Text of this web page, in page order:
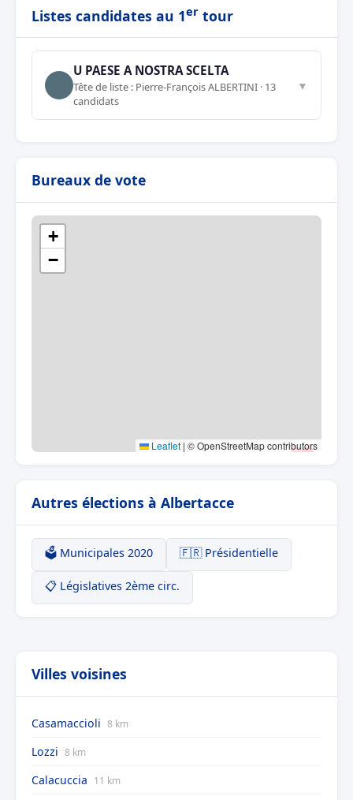
Listes candidates au 1er tour
U PAESE A NOSTRA SCELTA
Tête de liste : Pierre-François ALBERTINI · 13
candidats
▼
Bureaux de vote
+
−
Leaflet | © OpenStreetMap contributors
Autres élections à Albertacce
🗳️ Municipales 2020 🇫🇷 Présidentielle
📋 Législatives 2ème circ.
Villes voisines
Casamaccioli 8 km
Lozzi 8 km
Calacuccia 11 km